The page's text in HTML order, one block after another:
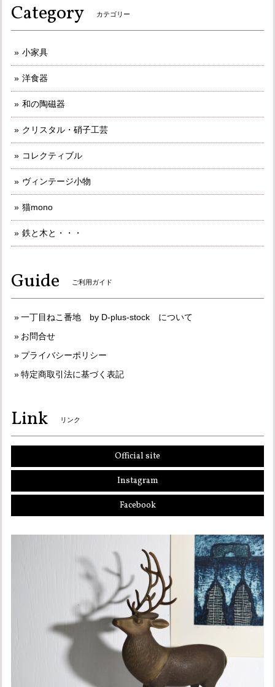
Category カテゴリー
小家具
洋食器
和の陶磁器
クリスタル・硝子工芸
コレクティブル
ヴィンテージ小物
猫mono
鉄と木と・・・
Guide ご利用ガイド
一丁目ねこ番地 by D-plus-stock について
お問合せ
プライバシーポリシー
特定商取引法に基づく表記
Link リンク
Official site
Instagram
Facebook